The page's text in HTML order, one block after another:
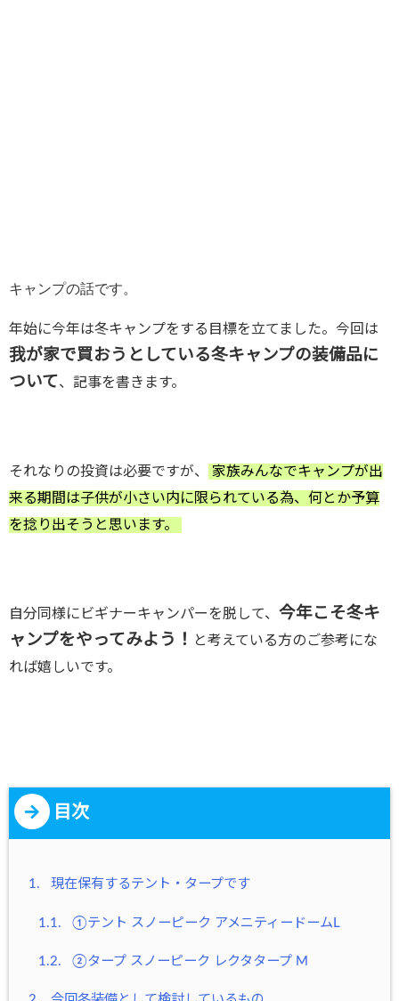
キャンプの話です。
年始に今年は冬キャンプをする目標を立てました。今回は
我が家で買おうとしている冬キャンプの装備品に
ついて、記事を書きます。
それなりの投資は必要ですが、
家族みんなでキャンプが出
来る期間は子供が小さい内に限られている為、何とか予算
を捻り出そうと思います。
自分同様にビギナーキャンパーを脱して、 今年こそ冬キ
ャンプをやってみよう！
と考えている方のご参考にな
れば嬉しいです。
目次
1. 現在保有するテント・タープです
1.1. ①テント スノーピーク アメニティードームL
1.2. ②タープ スノーピーク レクタタープ M